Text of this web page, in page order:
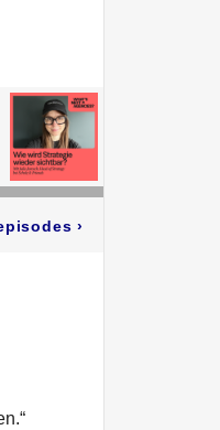
›